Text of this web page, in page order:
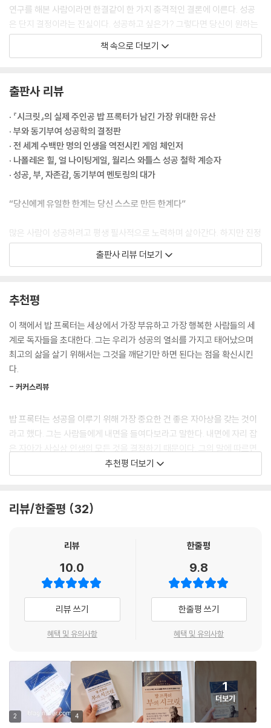
우리는 모두 창조적인 존재다
대물림되는 무지
창조는 비물리적인 영역에서 시작된다
소원에 먹이를 주라
CHAPTER 12 소통 : 가슴과 가슴으로 소통하라
새로운 패러다임 만들기: 이기적인 삶에서 봉사하는 삶으로
모든 것은 진동하는 에너지다
슈퍼소통자가 되는 법
긍정적인 이미지가 건강한 진동을 일으킨다
우리는 가슴과 가슴으로 소통한다
연구를 해본 사람이라면 한결같이 한 가지 충격적인 결론에 이른다. 성공
은 단지 결정이라는 진실이다. 성공하고 싶은가? 그렇다면 당신이 원하는
바를 결정하고 그것을 향해 전진하기 시작하라. 지금 결정하라. 지금 있는
그 자리에서 결정하고, 당신에게 있는 자원이 무엇이든 그것을 활용해 시
신 또는 영은 질서 있게, 완벽하게 움직인다. 우리는 이 완벽한 움직임을
‘법칙’, 흔히 ‘우주 법칙’이라고 부른다. 영은 당신을 통해 자신을 드러낸다.
당신은 신의 도구다. 당신이 신 또는 영과 조화를 이루며 일할 때 무한한 공
급원과 함께 일하는 것이다. 당신은 신의 도구이므로 당신에게 유일한 한
계는 당신 스스로 만든 한계다. 당신은 무한한 본성을 타고났기에 진실로
--- p.33
누구나 크고 원대한 것을 원한다. 그것을 부정하거나 거부하지 마라. 원하
는 것을 잡아라. 그것을 종이에 적어라. 원하는 것이 어떻게 이루어질지 알
필요는 없다. 하지만 원하는 것이 ‘반드시’ 이루어진다는 것만은 꼭 알아야
라 해도 당신의 능력이 어디까지인지 짐작조차 못 한다. 신이 당신을 위해
것이 합당하지 않은가?
--- p.35
CHAPTER 02 결정 : 무한한 능력을 사용하겠다고 결정하라
세상에서 가장 성공한 사람들에게는 한 가지 공통점이 있다. 그들은 결정
람은 아무것도 이루지 못한다.
--- p.49
우리는 스스로 생각하는 대로 된다. 우리의 생각은 궁극적으로 우리가 내
리는 모든 결정을 지배한다. 당신의 모습은 당신 생각의 총체다.
CHAPTER 03 위험 : 위험을 감수하며 계속 도전하라
않는 것이다. 위험을 무릅쓰지 않는 사람은 아무 일도 하지 못하고 아무것
도 얻지 못하며 아무런 존재도 되지 못한다. 위험을 무릅쓰는 사람만이 자
유로워진다.
CHAPTER 04 끈기 : 끈기가 당신을 최고로 만든다
쉴 새 없이 급변하는 세상에서는 성공으로 가는 길목마다 무수한 거절과
--- p.117
혹시 끈기가 없는가? 그렇다면 십중팔구 소원이 작은 것이다. 소원이 강력
하지 않으면 끈기를 나타내기 어렵다.
--- p.135
책 속으로 더보기
출판사 리뷰
· 『시크릿』의 실제 주인공 밥 프록터가 남긴 가장 위대한 유산
· 부와 동기부여 성공학의 결정판
· 전 세계 수백만 명의 인생을 역전시킨 게임 체인저
· 나폴레온 힐, 얼 나이팅게일, 월리스 와틀스 성공 철학 계승자
· 성공, 부, 자존감, 동기부여 멘토링의 대가
“당신에게 유일한 한계는 당신 스스로 만든 한계다”
많은 사람이 성공하려고 평생 필사적으로 노력하며 살아간다. 하지만 진정
한 성공을 거두는 사람은 소수에 불과하다. 그래서 평범한 대다수는 이렇
게 믿으며 살아간다. 운이 좋거나 아주 똑똑한 사람만 성공한다고, 성공은
것은 이 진실을 대부분이 모르기 때문이다. 그리고 자신이 모른다는 것조
차 모른다. “당신 뒤뜰에 금괴가 수천 톤이나 묻혀 있는데 당신이 모른다면
그게 무슨 소용이 있을까? 누구나 겪을 수 있는 유일한 진짜 문제는 바로
이 무지, 알지 못함이다.”
존재기 때문이다. 밥 프록터에 따르면 우리는 지능을 갖추고 육체를 지닌
질이 우리의 핵심을 이루고 있다는 뜻이다. 신 또는 영은 질서 있게, 완벽하
게 움직인다. 우리는 이 완벽한 움직임을 ‘법칙’, 흔히 ‘우주 법칙’이라고 부
른다.
영은 언제나 확장하고 온전히 표현한다. 영은 절대 사라지지 않는다. 그러
하면서 우리를 위한 원대한 구상을 세워두었다. 그래서 우리에게는 엄청난
잠재력이 주어졌다. 오늘날 아무리 탁월한 과학자라 해도 우리의 능력이
어디까지인지 짐작조차 못 한다. 이것이 우리의 본성이다. 무지에서 벗어
나 이 진리를 아는 것, 이것이 부와 성공에 이르는 유일한 길임을 명심하라
고 밥 프록터는 촉구한다.
“즉각 변화하라, 대담하게 변화하라, 예외를 두지 마라”
우리가 자신이 원하는 건 무엇이든 될 수 있고, 할 수 있고, 얻을 수 있는 무
한한 능력을 지닌 존재임을 알았다면 이제 어떻게 해야 할까? “성공하려
면 생각과 행동이 완전히 변해야 한다”라고 밥 프록터는 조언한다. 현재 처
한 상황이 어떻든 우리는 먼저 즉각 목표를 세워야 한다. 여기서 목표는 흔
출판사 리뷰 더보기
추천평
이 책에서 밥 프록터는 세상에서 가장 부유하고 가장 행복한 사람들의 세
계로 독자들을 초대한다. 그는 우리가 성공의 열쇠를 가지고 태어났으며
최고의 삶을 살기 위해서는 그것을 깨닫기만 하면 된다는 점을 확신시킨
다.
- 커커스리뷰
밥 프록터는 성공을 이루기 위해 가장 중요한 건 좋은 자아상을 갖는 것이
라고 했다. 그는 사람들에게 내면을 들여다보라고 말한다. 내면에 자리 잡
은 자아가 사실상 인생의 모든 것을 결정하기 때문이다. 그의 말에 따르면
우리는 우주의 법칙을 깨달음으로써 성장하고 인생의 완성에 이를 수 있
다.
당김의 법칙과 유사한 과학적 법칙을 반세기 가까이 설파했다. 특히 부를
- 토론토스타
밥 프록터는 나폴레온 힐의 유산을 계승한 인물이다.
- 브라이언 트레이시 (『백만불짜리 습관』 저자)
밥 프록터보다 생각의 힘을 더 완벽하게 이해하는 사람은 없다. 그는 잠재
의식을 성공의 결과물로 구체화할 수 있는 유일한 사람이다.
- 래리 킹 (앵커, 『대화의 신』 저자)
추천평 더보기
리뷰/한줄평 32
리뷰
10.0
리뷰 쓰기
혜택 및 유의사항
한줄평
9.8
한줄평 쓰기
혜택 및 유의사항
2 4
1
더보기